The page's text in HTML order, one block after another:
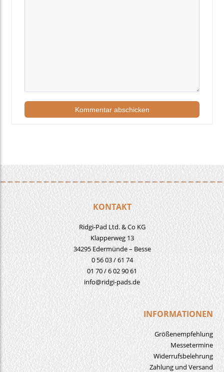
KONTAKT
Ridgi-Pad Ltd. & Co KG
Klapperweg 13
34295 Edermünde – Besse
0 56 03 / 61 74
01 70 / 6 02 90 61
info@ridgi-pads.de
INFORMATIONEN
Größenempfehlung
Messetermine
Widerrufsbelehrung
Zahlung und Versand